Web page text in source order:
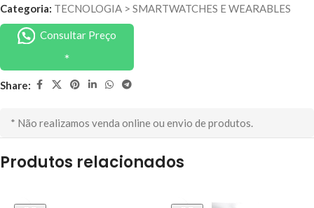
Categoria: TECNOLOGIA > SMARTWATCHES E WEARABLES
Consultar Preço
Share:
* Não realizamos venda online ou envio de produtos.
Produtos relacionados